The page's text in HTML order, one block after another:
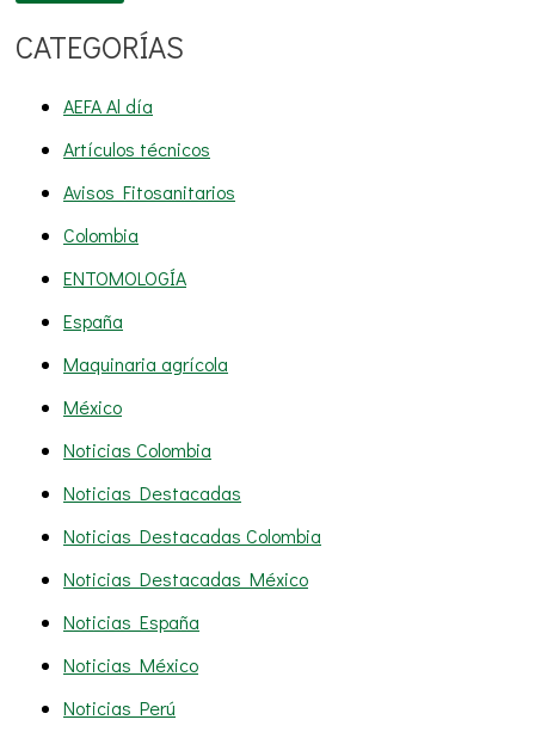
CATEGORÍAS
AEFA Al día
Artículos técnicos
Avisos Fitosanitarios
Colombia
ENTOMOLOGÍA
España
Maquinaria agrícola
México
Noticias Colombia
Noticias Destacadas
Noticias Destacadas Colombia
Noticias Destacadas México
Noticias España
Noticias México
Noticias Perú